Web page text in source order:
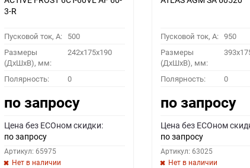
3-R
Пусковой ток, A: 500
Размеры
(ДхШхВ), мм:
242x175x190
Полярность: 0
по запросу
Цена без ECOном скидки:
по запросу
Артикул: 65975
Нет в наличии
Пусковой ток, A: 950
Размеры
(ДхШхВ), мм:
Полярность: 0
по запросу
Цена без ECOном
по запросу
Артикул: 63025
Нет в наличии